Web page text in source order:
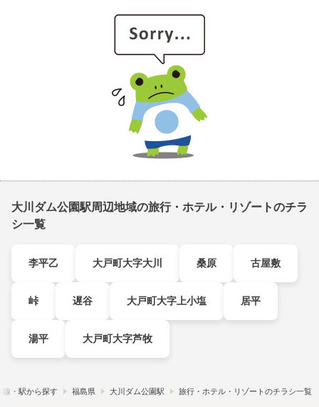
大川ダム公園駅周辺地域の旅行・ホテル・リゾートのチラ
シ一覧
李平乙 大戸町大字大川 桑原 古屋敷
峠 遅谷 大戸町大字上小塩 居平
湯平 大戸町大字芦牧
線・駅から探す 福島県 大川ダム公園駅 旅行・ホテル・リゾートのチラシ一覧